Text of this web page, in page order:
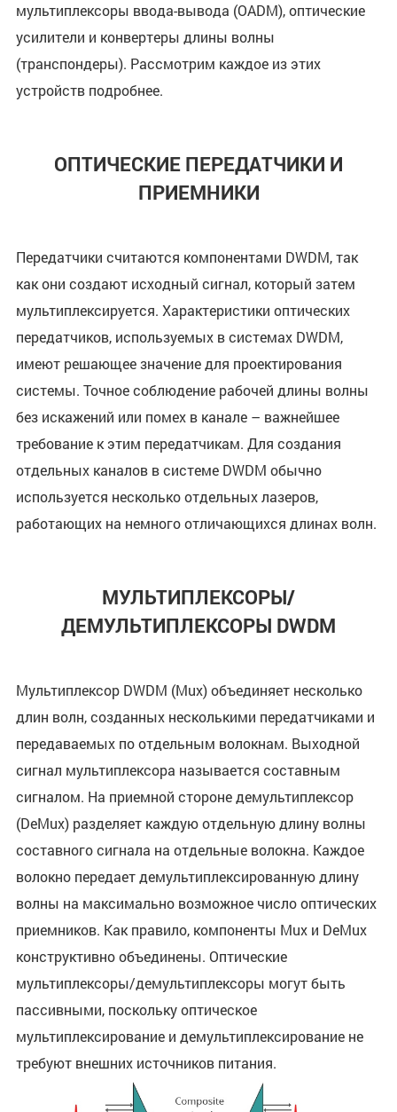
мультиплексоры ввода-вывода (OADM), оптические
усилители и конвертеры длины волны
(транспондеры). Рассмотрим каждое из этих
устройств подробнее.
ОПТИЧЕСКИЕ ПЕРЕДАТЧИКИ И
ПРИЕМНИКИ
Передатчики считаются компонентами DWDM, так
как они создают исходный сигнал, который затем
мультиплексируется. Характеристики оптических
передатчиков, используемых в системах DWDM,
имеют решающее значение для проектирования
системы. Точное соблюдение рабочей длины волны
без искажений или помех в канале – важнейшее
требование к этим передатчикам. Для создания
отдельных каналов в системе DWDM обычно
используется несколько отдельных лазеров,
работающих на немного отличающихся длинах волн.
МУЛЬТИПЛЕКСОРЫ/
ДЕМУЛЬТИПЛЕКСОРЫ DWDM
Мультиплексор DWDM (Mux) объединяет несколько
длин волн, созданных несколькими передатчиками и
передаваемых по отдельным волокнам. Выходной
сигнал мультиплексора называется составным
сигналом. На приемной стороне демультиплексор
(DeMux) разделяет каждую отдельную длину волны
составного сигнала на отдельные волокна. Каждое
волокно передает демультиплексированную длину
волны на максимально возможное число оптических
приемников. Как правило, компоненты Mux и DeMux
конструктивно объединены. Оптические
мультиплексоры/демультиплексоры могут быть
пассивными, поскольку оптическое
мультиплексирование и демультиплексирование не
требуют внешних источников питания.